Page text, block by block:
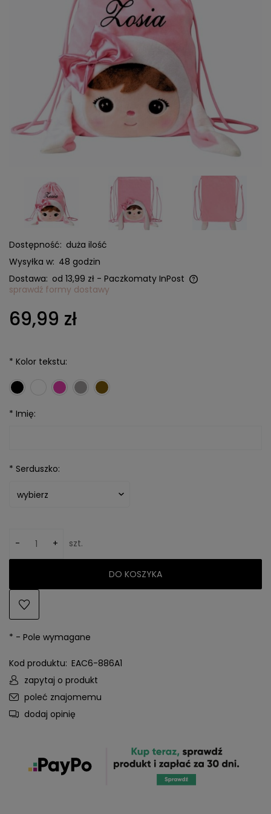
Dostępność: duża ilość
Wysyłka w: 48 godzin
Dostawa: od 13,99 zł - Paczkomaty InPost
Cena nie zawiera ewentualnych kosztów płatności
sprawdź formy dostawy
69,99 zł
* Kolor tekstu:
* Imię:
* Serduszko:
- + szt.
DO KOSZYKA
* - Pole wymagane
Kod produktu: EAC6-886A1
zapytaj o produkt
poleć znajomemu
dodaj opinię